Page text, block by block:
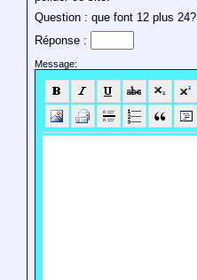
Question : que font 12 plus 24?
Réponse :
Message: